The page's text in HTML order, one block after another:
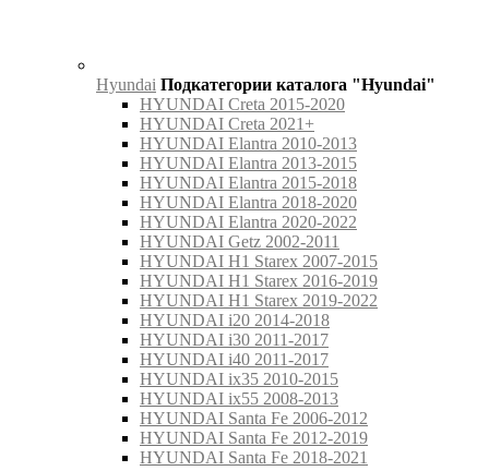
Hyundai Подкатегории каталога "Hyundai"
HYUNDAI Creta 2015-2020
HYUNDAI Creta 2021+
HYUNDAI Elantra 2010-2013
HYUNDAI Elantra 2013-2015
HYUNDAI Elantra 2015-2018
HYUNDAI Elantra 2018-2020
HYUNDAI Elantra 2020-2022
HYUNDAI Getz 2002-2011
HYUNDAI H1 Starex 2007-2015
HYUNDAI H1 Starex 2016-2019
HYUNDAI H1 Starex 2019-2022
HYUNDAI i20 2014-2018
HYUNDAI i30 2011-2017
HYUNDAI i40 2011-2017
HYUNDAI ix35 2010-2015
HYUNDAI ix55 2008-2013
HYUNDAI Santa Fe 2006-2012
HYUNDAI Santa Fe 2012-2019
HYUNDAI Santa Fe 2018-2021